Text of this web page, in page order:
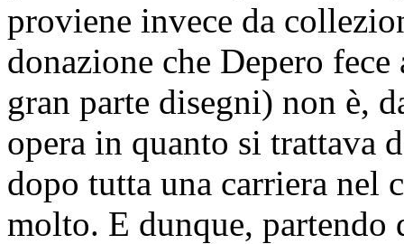
proviene invece da
donazione che Depero
gran parte disegni) non è,
opera in quanto si trattava
dopo tutta una carriera nel
molto. E dunque, partendo